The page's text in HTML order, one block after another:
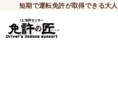
短期で運転免許が取得できる大